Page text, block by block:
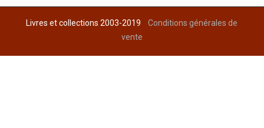
Livres et collections 2003-2019Conditions générales de
vente